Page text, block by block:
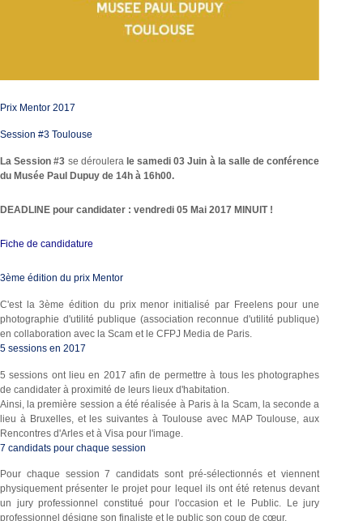
Prix Mentor 2017
Session #3 Toulouse
La Session #3 se déroulerale samedi 03 Juin à la salle de conférence
du Musée Paul Dupuy de 14h à 16h00.
DEADLINE pour candidater : vendredi 05 Mai 2017 MINUIT !
Fiche de candidature
3ème édition du prix Mentor
C'est la 3ème édition du prix menor initialisé par Freelens pour une
photographie d'utilité publique (association reconnue d'utilité publique)
en collaboration avec la Scam et le CFPJ Media de Paris.
5 sessions en 2017
5 sessions ont lieu en 2017 afin de permettre à tous les photographes
de candidater à proximité de leurs lieux d'habitation.
Ainsi, la première session a été réalisée à Paris à la Scam, la seconde a
lieu à Bruxelles, et les suivantes à Toulouse avec MAP Toulouse, aux
Rencontres d'Arles et à Visa pour l'image.
7 candidats pour chaque session
Pour chaque session 7 candidats sont pré-sélectionnés et viennent
physiquement présenter le projet pour lequel ils ont été retenus devant
un jury professionnel constitué pour l'occasion et le Public. Le jury
professionnel désigne son finaliste et le public son coup de cœur.